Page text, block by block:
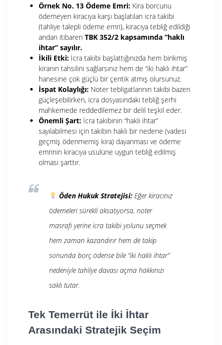
Örnek No. 13 Ödeme Emri: Kira borcunu
ödemeyen kiracıya karşı başlatılan icra takibi
(tahliye talepli ödeme emri), kiracıya tebliğ edildiği
andan itibaren TBK 352/2 kapsamında “haklı
ihtar” sayılır.
İkili Etki: İcra takibi başlattığınızda hem birikmiş
kiranın tahsilini sağlarsınız hem de “iki haklı ihtar”
hanesine çok güçlü bir çentik atmış olursunuz.
İspat Kolaylığı: Noter tebligatlarının takibi bazen
güçleşebilirken, icra dosyasındaki tebliğ şerhi
mahkemede reddedilemez bir delil teşkil eder.
Önemli Şart: İcra takibinin “haklı ihtar”
sayılabilmesi için takibin haklı bir nedene (vadesi
geçmiş ödenmemiş kira) dayanması ve ödeme
emrinin kiracıya usulüne uygun tebliğ edilmiş
olması şarttır.
Öden Hukuk Stratejisi:Eğer kiracınız
ödemeleri sürekli aksatıyorsa, noter
masrafı yerine icra takibi yolunu seçmek
hem zaman kazandırır hem de takip
sonunda borç ödense bile “iki haklı ihtar”
nedeniyle tahliye davası açma hakkınızı
saklı tutar.
Tek Temerrüt ile İki İhtar
Arasındaki Stratejik Seçim